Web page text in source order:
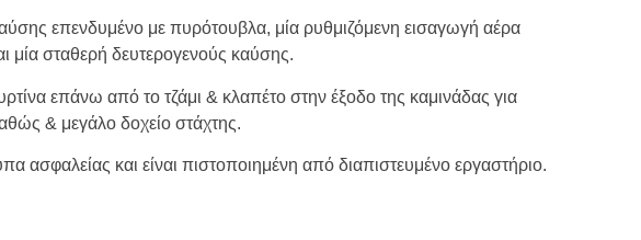
επενδυμένο με πυρότουβλα, μία ρυθμιζόμενη εισαγωγή αέρα
μία σταθερή δευτερογενούς καύσης.
επάνω από το τζάμι & κλαπέτο στην έξοδο της καμινάδας για
& μεγάλο δοχείο στάχτης.
ασφαλείας και είναι πιστοποιημένη από διαπιστευμένο εργαστήριο.